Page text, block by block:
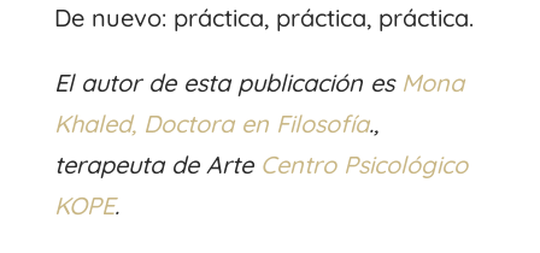
De nuevo: práctica, práctica, práctica.
El autor de esta publicación es Mona
Khaled, Doctora en Filosofía.,
terapeuta de Arte Centro Psicológico
KOPE.